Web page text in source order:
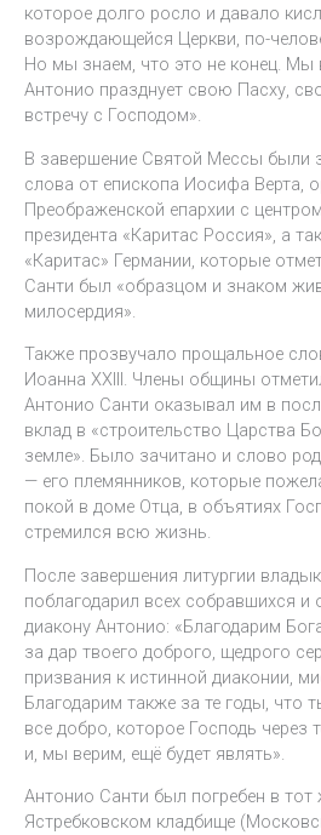
которое долго росло и давало
возрождающейся Церкви, по-
Но мы знаем, что это не конец. Мы
Антонио празднует свою Пасху,
встречу с Господом».
В завершение Святой Мессы были
слова от епископа Иосифа Верта,
Преображенской епархии с
президента «Каритас Россия», а
«Каритас» Германии, которые
Санти был «образцом и знаком
милосердия».
Также прозвучало прощальное
Иоанна XXIII. Члены общины
Антонио Санти оказывал им в
вклад в «строительство Царства
земле». Было зачитано и слово
— его племянников, которые
покой в доме Отца, в объятиях
стремился всю жизнь.
После завершения литургии
поблагодарил всех собравшихся и
диакону Антонио: «Благодарим
за дар твоего доброго, щедрого
призвания к истинной диаконии,
Благодарим также за те годы, что
все добро, которое Господь через
и, мы верим, ещё будет являть».
Антонио Санти был погребен в тот
Ястребковском кладбище